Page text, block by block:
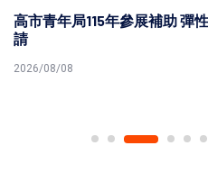
高市青年局115年參展補助 彈
請
2026/08/08